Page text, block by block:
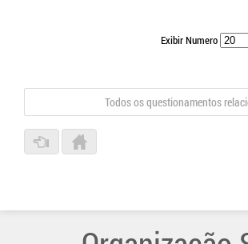
Exibir Numero
Todos os questionamentos